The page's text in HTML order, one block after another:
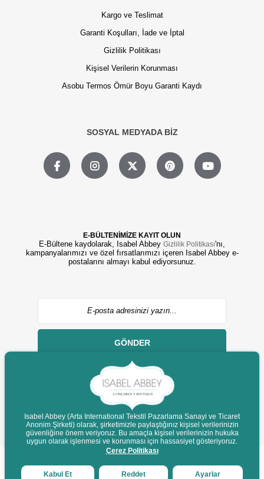
Kargo ve Teslimat
Garanti Koşulları, İade ve İptal
Gizlilik Politikası
Kişisel Verilerin Korunması
Asobu Termos Ömür Boyu Garanti Kaydı
SOSYAL MEDYADA BİZ
E-BÜLTENİMİZE KAYIT OLUN
E-Bültene kaydolarak, Isabel Abbey Gizlilik Politikası'nı,
kampanyalarımızı ve özel fırsatlarımızı içeren Isabel Abbey e-
postalarını almayı kabul ediyorsunuz.
GÖNDER
© 2022 isabelabbey.com - Tüm Hakları Saklıdır.
Destek
Isabel Abbey (Arta International Tekstil Pazarlama Sanayi ve Ticaret
Anonim Şirketi) olarak, şirketimizle paylaştığınız kişisel verilerinizin
güvenliğine önem veriyoruz. Bu amaçla kişisel verilerinizin hukuka
uygun olarak işlenmesi ve korunması için hassasiyet gösteriyoruz.
Çerez Politikası
Kabul Et Reddet Ayarlar